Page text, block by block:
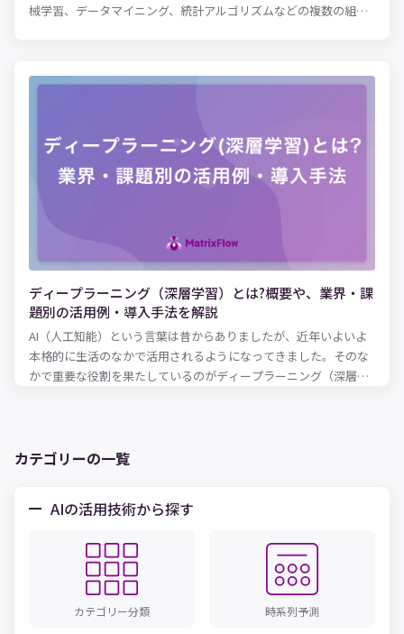
械学習、データマイニング、統計アルゴリズムなどの複数の組み
す。 ・需要と供給のより正確な予測コンピューターネットワーク
詐欺のリアルタイム検出 予測分析機能を組み込んだソフトウェア
が増えつつあり、これはあらゆる規模の組織体でユーザーにとっ
て身近なものになっています。予測分析はデータサイエンスや高
を受ける機会を提供することに値します。この概念を「データの
民主化」と呼びます。誰もがデータを利用してより良い意思決定
を下せるように、組織全体でデータを誰もが利用できるようにす
るという概念です。 本記事では、予測分析がなぜ重要なのか、予
測分析の実活用例、予測分析の手法、機械学習やデータマイニン
グなどの他のテクノロジーとの関係、モデルの役割、予測分析を
始めるにあたってのヒントについてご紹介します。
ディープラーニング（深層学習）とは?概要や、業界・課
題別の活用例・導入手法を解説
AI（人工知能）という言葉は昔からありましたが、近年いよいよ
本格的に生活のなかで活用されるようになってきました。そのな
かで重要な役割を果たしているのがディープラーニング（深層学
みなのか、具体的に理解している方は少ないでしょう。本記事で
ィープラーニングを事業活動に活かしたいとお考えの経営者・事
カテゴリーの一覧
AIの活用技術から探す
カテゴリー分類 時系列予測